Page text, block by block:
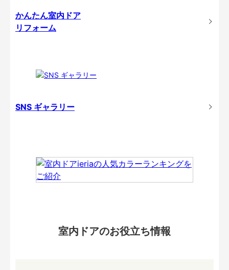
かんたん室内ドア
リフォーム
SNS ギャラリー
室内ドアのお役立ち情報